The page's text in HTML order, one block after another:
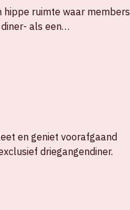
hippe ruimte waar members
als een
en geniet voorafgaand
driegangendiner.